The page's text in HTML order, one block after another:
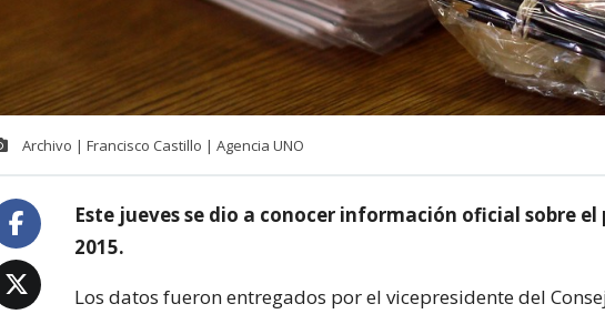
Archivo | Francisco Castillo | Agencia UNO
Este jueves se dio a conocer información oficial sobre el
2015.
Los datos fueron entregados por el vicepresidente del